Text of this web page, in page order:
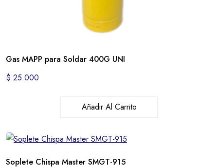
Gas MAPP para Soldar 400G UNI
$ 25.000
Añadir Al Carrito
Soplete Chispa Master SMGT-915